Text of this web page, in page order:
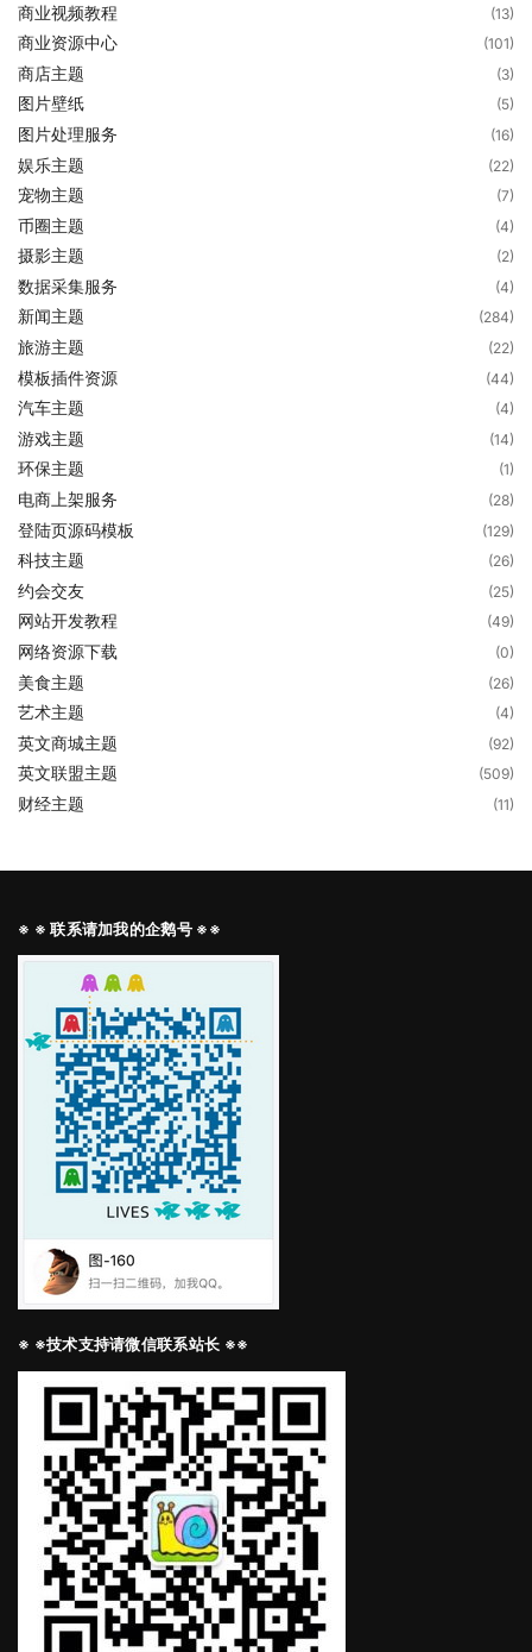
商业视频教程 (13)
商业资源中心 (101)
商店主题 (3)
图片壁纸 (5)
图片处理服务 (16)
娱乐主题 (22)
宠物主题 (7)
币圈主题 (4)
摄影主题 (2)
数据采集服务 (4)
新闻主题 (284)
旅游主题 (22)
模板插件资源 (44)
汽车主题 (4)
游戏主题 (14)
环保主题 (1)
电商上架服务 (28)
登陆页源码模板 (129)
科技主题 (26)
约会交友 (25)
网站开发教程 (49)
网络资源下载 (0)
美食主题 (26)
艺术主题 (4)
英文商城主题 (92)
英文联盟主题 (509)
财经主题 (11)
※ ※ 联系请加我的企鹅号 ※※
※ ※技术支持请微信联系站长 ※※